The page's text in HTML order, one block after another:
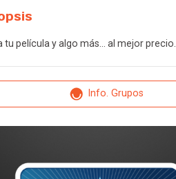
tu película y algo más... al mejor precio.
Info. Grupos